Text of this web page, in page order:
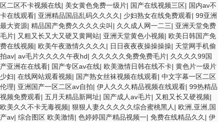
区二区不卡视频在线| 美女黄色免费一级片| 国产在线视频三区| 国内av不
卡在线观看| 亚洲精品国品乱码久久久久 | 少妇熟女在线免费观看| 99亚洲
最大资源| 精品国产免费久久久久尖叫 | 久久成人网一二三| 亚洲天堂免费
毛片| 又粗又长又大又硬又黄网站| 亚洲天堂黄色小视频| 欧美日韩国产免
费在线视频| 欧美午夜激情久久久久 | 日日夜夜夜操操操操| 天堂网手机偷
拍av| av毛片久久久久午夜hd| 久久久久久免费免费毛片| 久久久久99国
产亚洲在在线看| 国产专区av在线| 欧美激情日韩在线不卡| 黄色片一级片
少妇| 在线网站观看视频| 国产熟女丝袜视频在线观看| 中文字幕一区二区
伦理| 亚洲国产一区二区av自拍| 伊人久久久精品视频在线观看| 99热精品
视频免费观看| 五月天精品新网址| 国产成人av毛片| 又粗又长又硬视频|
欧美久久不卡无毒视频| 狠狠人妻久久久久久综合蜜桃黑人 | 欧洲,亚洲,国
产av| 综合图区 欧美激情| 色婷婷国产精品视频一| 免费在线精品久久 | 伊